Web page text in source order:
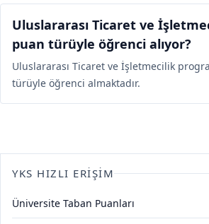
Uluslararası Ticaret ve
puan türüyle öğrenci alıyor?
Uluslararası Ticaret ve İşletmecilik
türüyle öğrenci almaktadır.
YKS HIZLI ERIŞIM
Üniversite Taban Puanları